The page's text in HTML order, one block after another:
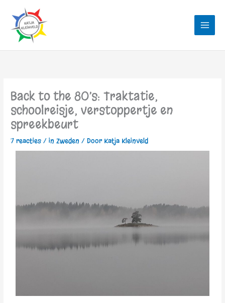
naar
inhoud
Back to the 80’s: Traktatie,
schoolreisje, verstoppertje en
spreekbeurt
7 reacties /in Zweden / Door Katja Kleinveld